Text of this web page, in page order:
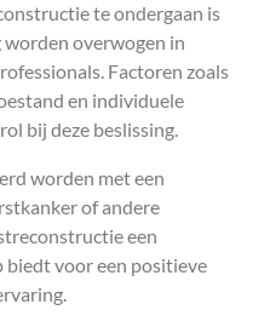
te ondergaan is
overwogen in
Factoren zoals
en individuele
bij deze beslissing.
worden met een
of andere
een
voor een positieve